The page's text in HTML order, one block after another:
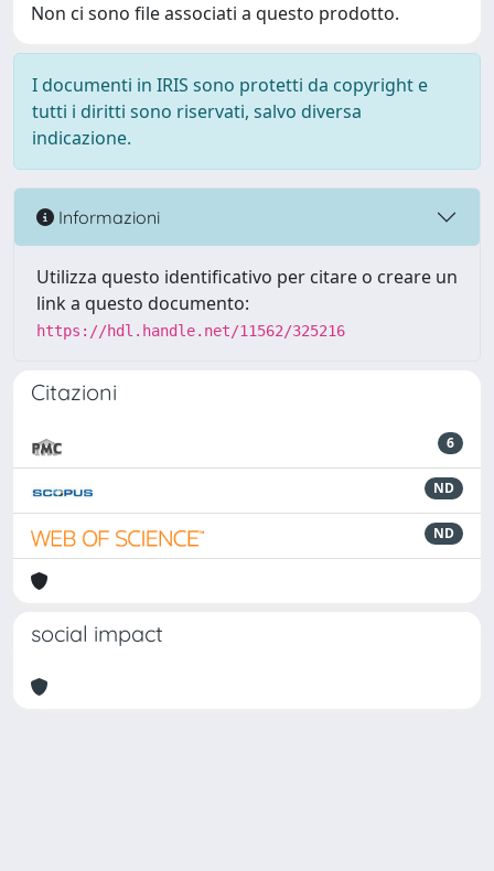
Non ci sono file associati a questo prodotto.
I documenti in IRIS sono protetti da copyright e
tutti i diritti sono riservati, salvo diversa
indicazione.
Informazioni
Utilizza questo identificativo per citare o creare un
link a questo documento:
https://hdl.handle.net/11562/325216
Citazioni
6
ND
ND
social impact